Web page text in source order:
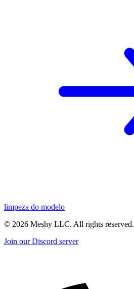
limpeza do modelo
© 2026 Meshy LLC. All rights reserved.
Join our Discord server